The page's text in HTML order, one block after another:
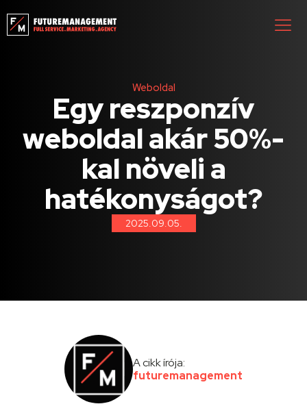
Weboldal
Egy reszponzív
weboldal akár 50%-
kal növeli a
hatékonyságot?
2025.09.05.
A cikk írója:
futuremanagement